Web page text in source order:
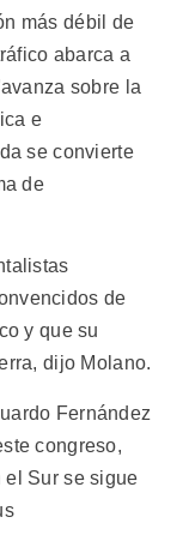
más débil de
abarca a
sobre la
e
se convierte
de
de
y que su
dijo Molano.
Fernández
congreso,
Sur se sigue